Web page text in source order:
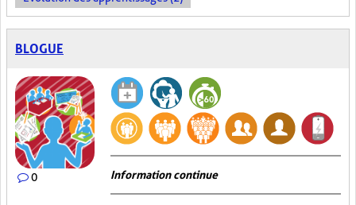
BLOGUE
0 Information continue